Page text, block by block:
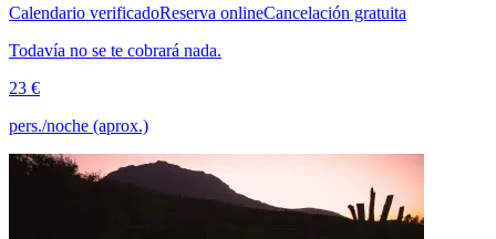
Calendario verificadoReserva onlineCancelación gratuita
Todavía no se te cobrará nada.
23 €
pers./noche (aprox.)